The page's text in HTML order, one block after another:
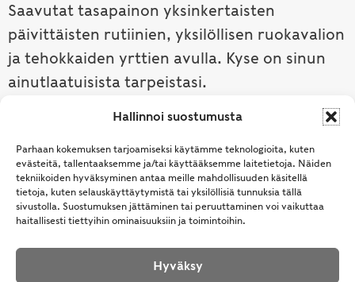
Hallinnoi suostumusta
Parhaan kokemuksen tarjoamiseksi käytämme teknologioita, kuten
evästeitä, tallentaaksemme ja/tai käyttääksemme laitetietoja. Näiden
tekniikoiden hyväksyminen antaa meille mahdollisuuden käsitellä
tietoja, kuten selauskäyttäytymistä tai yksilöllisiä tunnuksia tällä
sivustolla. Suostumuksen jättäminen tai peruuttaminen voi vaikuttaa
haitallisesti tiettyihin ominaisuuksiin ja toimintoihin.
Hyväksy
Saavutat tasapainon yksinkertaisten
päivittäisten rutiinien, yksilöllisen ruokavalion
ja tehokkaiden yrttien avulla. Kyse on sinun
ainutlaatuisista tarpeistasi.
Tutustu ayurvedaan →